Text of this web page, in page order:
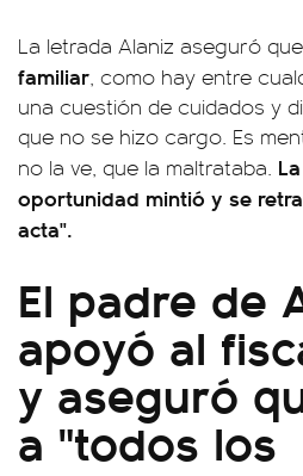
La letrada Alaniz aseguró
familiar, como hay entre
una cuestión de cuidados y
que no se hizo cargo. Es
no la ve, que la maltrataba.
oportunidad mintió y se
acta".
El padre de
apoyó al
y aseguró
a "todos los